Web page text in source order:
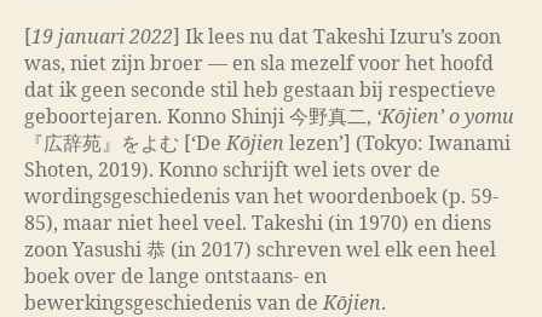
[19 januari 2022] Ik lees nu dat Takeshi Izuru’s zoon
was, niet zijn broer — en sla mezelf voor het hoofd
dat ik geen seconde stil heb gestaan bij respectieve
geboortejaren. Konno Shinji 今野真二, ‘Kōjien’ o yomu
『広辞苑』をよむ [‘DeKōjien lezen’] (Tokyo: Iwanami
Shoten, 2019). Konno schrijft wel iets over de
wordingsgeschiedenis van het woordenboek (p. 59-
85), maar niet heel veel. Takeshi (in 1970) en diens
zoon Yasushi 恭 (in 2017) schreven wel elk een heel
boek over de lange ontstaans- en
bewerkingsgeschiedenis van deKōjien.